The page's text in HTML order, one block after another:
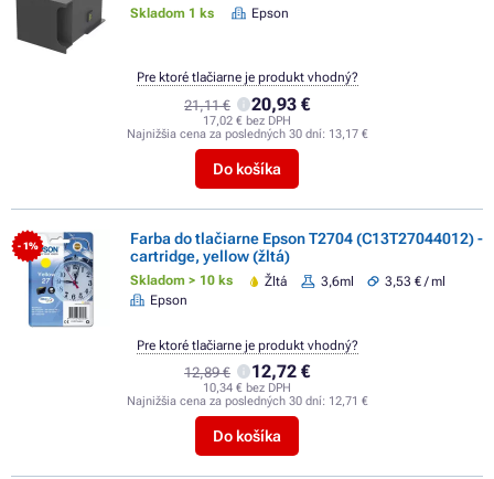
Skladom 1 ks Epson
21,11 € 20,93 €
17,02 € bez DPH
Najnižšia cena za posledných 30 dní: 13,17 €
Do košíka
Pre ktoré tlačiarne je produkt vhodný?
- 1%
Farba do tlačiarne Epson T2704 (C13T27044012) -
cartridge, yellow (žltá)
Skladom > 10 ks Žltá 3,6ml
3,53 € / ml
Epson
12,89 € 12,72 €
10,34 € bez DPH
Najnižšia cena za posledných 30 dní: 12,71 €
Do košíka
Pre ktoré tlačiarne je produkt vhodný?